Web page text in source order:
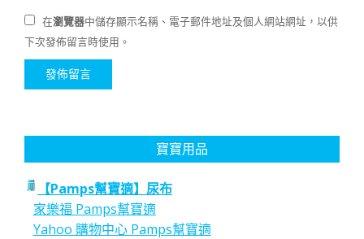
在瀏覽器中儲存顯示名稱、電子郵件地址及個人網站網址，以供
下次發佈留言時使用。
寶寶用品
【Pamps幫寶適】尿布
家樂福 Pamps幫寶適
Yahoo 購物中心 Pamps幫寶適